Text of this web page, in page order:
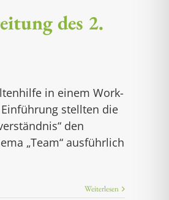
des 2.
in einem Work-
stellten die
den
„Team“ ausführlich
Weiterlesen